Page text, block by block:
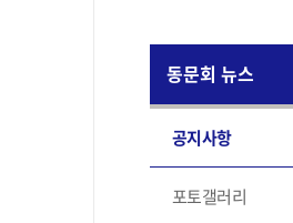
동문회 뉴스
공지사항
포토갤러리